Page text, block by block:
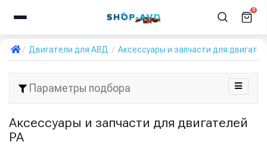
0
Двигатели для АВД Аксессуары и запчасти для
Параметры подбора
Аксессуары и запчасти для двигателей
PA